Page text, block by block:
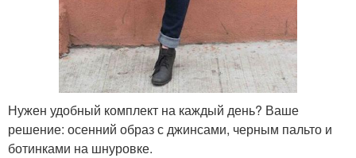
Нужен удобный комплект на каждый день? Ваше
решение: осенний образ с джинсами, черным пальто и
ботинками на шнуровке.